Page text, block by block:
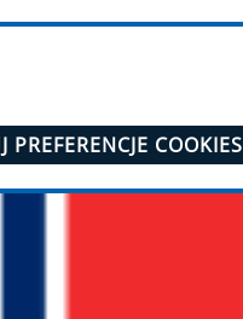
PREFERENCJE COOKIES